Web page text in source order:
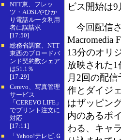
■
NTT東、フレッ
ツ・ADSLやひか
り電話ルータ利用
者に誤請求
[17:50]
■
総務省調査、NTT
東西のブロードバ
ンド契約数シェア
は51.1％
[17:29]
■
Cerevo、写真管理
サービス
「CEREVO LIFE」
でプリント注文に
対応
[17:11]
■
「Yahoo!テレビ.Ｇ
ビス開始は9
今回配信
Macromedia
13分のオリ
放映された
月2回の配
作とダイジ
はザッピン
内のあるポ
わる、キャ